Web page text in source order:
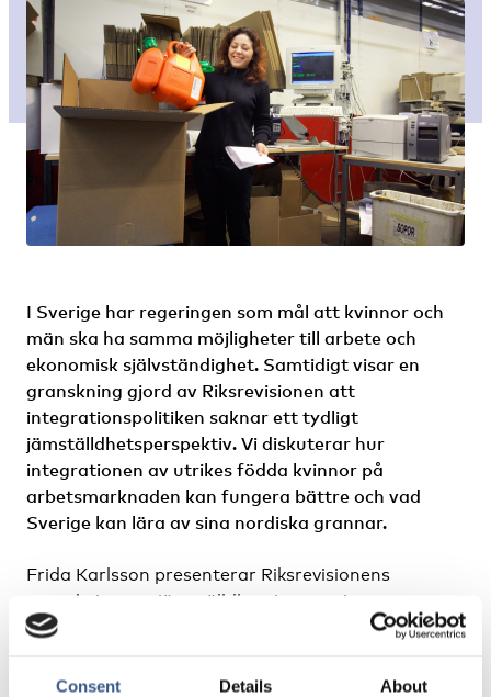
Consent Details About
I Sverige har regeringen som mål att kvinnor och
män ska ha samma möjligheter till arbete och
ekonomisk självständighet. Samtidigt visar en
granskning gjord av Riksrevisionen att
integrationspolitiken saknar ett tydligt
jämställdhetsperspektiv. Vi diskuterar hur
integrationen av utrikes födda kvinnor på
arbetsmarknaden kan fungera bättre och vad
Sverige kan lära av sina nordiska grannar.
Frida Karlsson presenterar Riksrevisionens
granskning om jämställdhetsintegrering av
integrationspolitiken. Catrine Bangum, Nordiska
av de nordiska ländernas olika insatser för utrikes